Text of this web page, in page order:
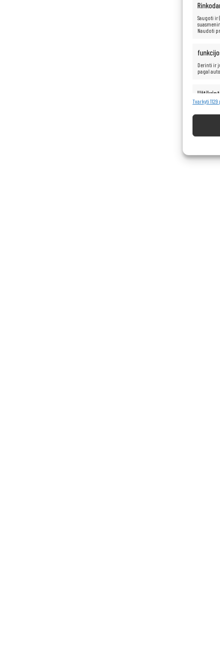
Saugoti ir
Naudoti
Derinti ir
pagal
turinio
Tvarkyti